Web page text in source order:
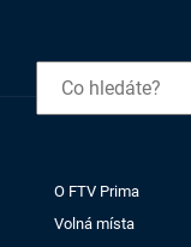
O FTV Prima
Volná místa